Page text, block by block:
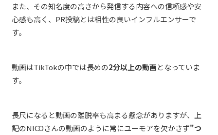
また、その知名度の高さから発信する内容への信頼感や安
心感も高く、PR投稿とは相性の良いインフルエンサーで
す。
動画はTikTokの中では長めの2分以上の動画となっていま
す。
長尺になると動画の離脱率も高まる懸念がありますが、上
記のNICOさんの動画のように常にユーモアを欠かさず"つ